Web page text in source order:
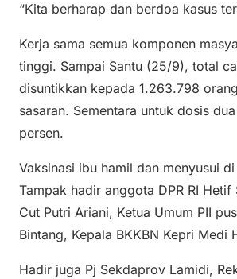
“Kita berharap dan berdoa kasus
Kerja sama semua komponen
tinggi. Sampai Santu (25/9), total
disuntikkan kepada 1.263.798
sasaran. Sementara untuk dosis
persen.
Vaksinasi ibu hamil dan menyusui
Tampak hadir anggota DPR RI
Cut Putri Ariani, Ketua Umum PII
Bintang, Kepala BKKBN Kepri Medi
Hadir juga Pj Sekdaprov Lamidi,